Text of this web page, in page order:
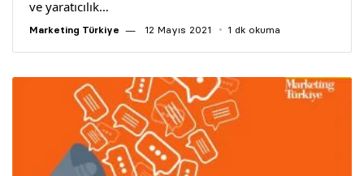
ve yaratıcılık…
Marketing Türkiye 12 Mayıs 2021 1 dk okuma